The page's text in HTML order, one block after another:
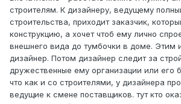
строителям. К дизайнеру, ведущему
строительства, приходит заказчик,
конструкцию, а хочет чтоб ему лично
внешнего вида до тумбочки в доме. Этим
дизайнер. Потом дизайнер следит за
дружественные ему организации или его
что как и со строителями, у дизайнера
ведущие к смене поставщиков. тут кто